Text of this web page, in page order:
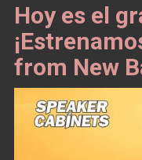
Hoy es el
from New